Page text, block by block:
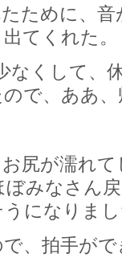
ために、
てくれた。
なくして、
で、ああ
尻が濡れ
みなさん
になりま
、拍手が